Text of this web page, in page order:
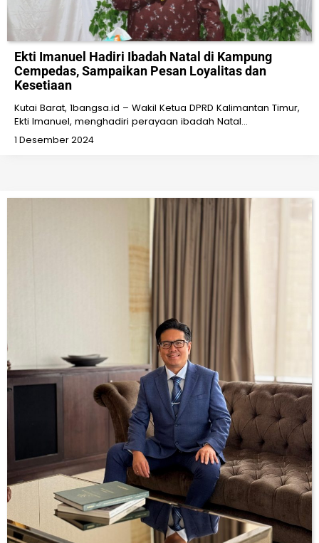
Ekti Imanuel Hadiri Ibadah Natal di Kampung
Cempedas, Sampaikan Pesan Loyalitas dan
Kesetiaan
Kutai Barat, 1bangsa.id – Wakil Ketua DPRD Kalimantan Timur,
Ekti Imanuel, menghadiri perayaan ibadah Natal…
1 Desember 2024